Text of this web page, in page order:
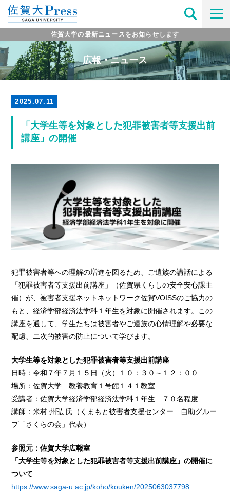
佐賀大学の最新ニュースをお知らせします
広報・ニュース
2025.07.11
「大学生等を対象とした犯罪被害者等支援出前
講座」の開催
犯罪被害者等への理解の増進を図るため、ご遺族の講話による
「犯罪被害者等支援出前講座」（佐賀県くらしの安全安心課主
催）が、被害者支援ネットネットワーク佐賀VOISSのご協力の
もと、経済学部経済法学科１年生を対象に開催されます。この
講座を通して、学生たちは被害者やご遺族の心情理解や必要な
配慮、二次的被害の防止について学びます。
大学生等を対象とした犯罪被害者等支援出前講座
日時：令和７年７月１５日（火）１０：３０～１２：００
場所：佐賀大学 教養教育１号館１４１教室
受講者：佐賀大学経済学部経済法学科１年生 ７０名程度
講師：米村 州弘 氏（くまもと被害者支援センター 自助グルー
プ「さくらの会」代表）
参照元：佐賀大学広報室
「大学生等を対象とした犯罪被害者等支援出前講座」の開催に
ついて
https://www.saga-u.ac.jp/koho/kouken/2025063037798